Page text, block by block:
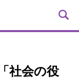
社会の役